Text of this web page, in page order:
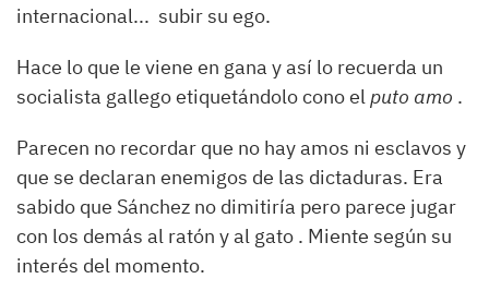
internacional... subir su ego.
Hace lo que le viene en gana y así lo recuerda un
socialista gallego etiquetándolo cono elputo amo .
Parecen no recordar que no hay amos ni esclavos y
que se declaran enemigos de las dictaduras. Era
sabido que Sánchez no dimitiría pero parece jugar
con los demás al ratón y al gato . Miente según su
interés del momento.